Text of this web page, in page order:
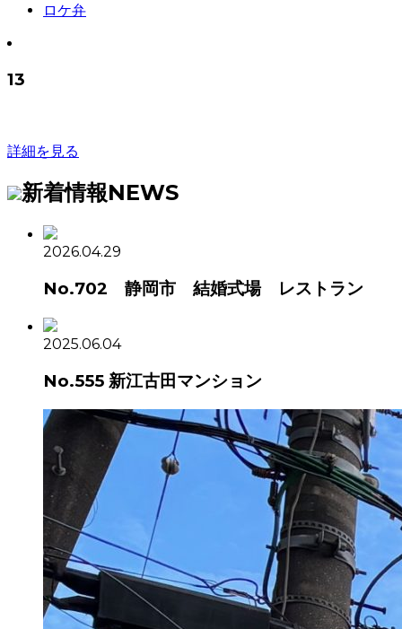
ロケ弁
13
詳細を見る
新着情報NEWS
2026.04.29
No.702 静岡市 結婚式場 レストラン
2025.06.04
No.555 新江古田マンション